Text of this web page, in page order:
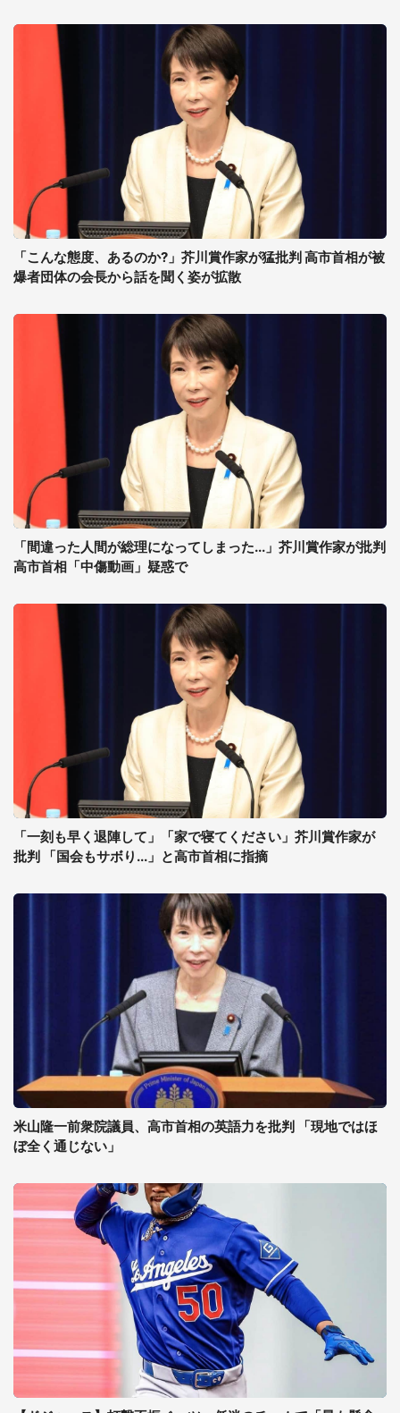
「こんな態度、あるのか?」芥川賞作家が猛批判 高市首相が被
爆者団体の会長から話を聞く姿が拡散
「間違った人間が総理になってしまった...」芥川賞作家が批判
高市首相「中傷動画」疑惑で
「一刻も早く退陣して」「家で寝てください」芥川賞作家が
批判 「国会もサボり...」と高市首相に指摘
米山隆一前衆院議員、高市首相の英語力を批判 「現地ではほ
ぼ全く通じない」